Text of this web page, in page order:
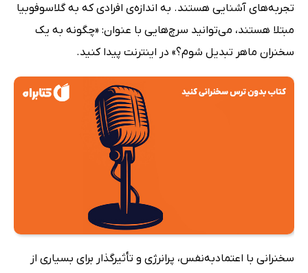
تجربه‌های آشنایی هستند. به اندازه‌ی افرادی که به گلاسوفوبیا
مبتلا هستند، می‌توانید سرچ‌هایی با عنوان: «چگونه به یک
سخنران ماهر تبدیل شوم؟» در اینترنت پیدا کنید.
سخنرانی با اعتمادبه‌نفس، پرانرژی و تأثیرگذار برای بسیاری از